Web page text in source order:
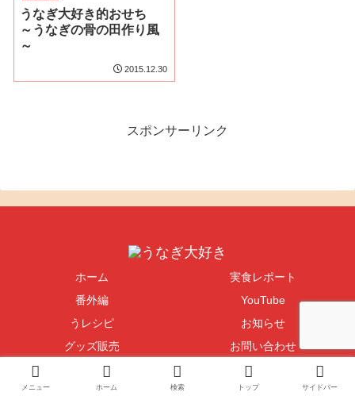
うなぎ大好き的おせち
～うなぎの骨の田作り風
～
2015.12.30
スポンサーリンク
ホーム
実食レポート
番外編
YouTube
うレシピ
お知らせ
グッズ販売
お問い合わせ
Copyright © 2004-2026 うなぎ大好き All Rights Reserved.
メニュー ホーム 検索 トップ サイドバー